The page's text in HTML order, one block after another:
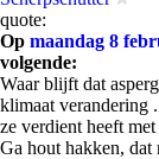
quote:
Op maandag 8
volgende:
Waar blijft dat
klimaat verandering
ze verdient heeft
Ga hout hakken, dat